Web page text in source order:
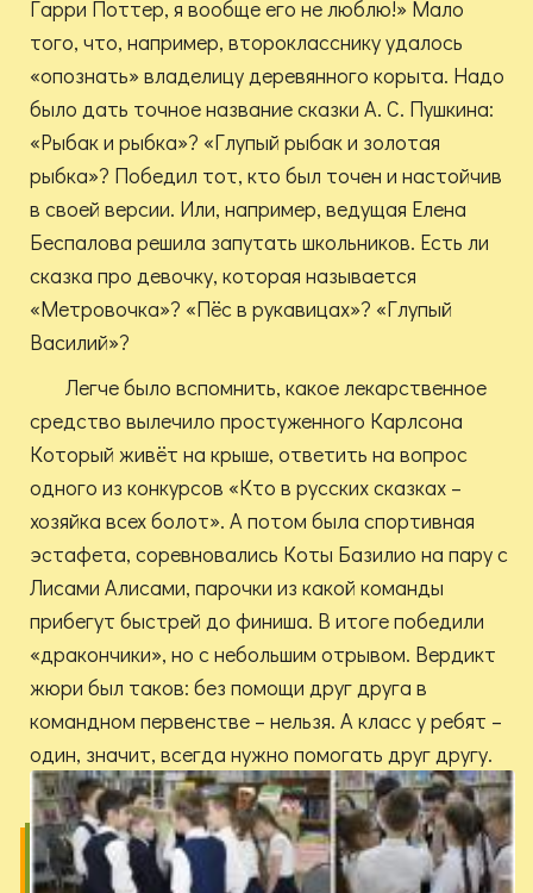
Гарри Поттер, я вообще его не люблю!» Мало
того, что, например, второкласснику удалось
«опознать» владелицу деревянного корыта. Надо
было дать точное название сказки А. С. Пушкина:
«Рыбак и рыбка»? «Глупый рыбак и золотая
рыбка»? Победил тот, кто был точен и настойчив
в своей версии. Или, например, ведущая Елена
Беспалова решила запутать школьников. Есть ли
сказка про девочку, которая называется
«Метровочка»? «Пёс в рукавицах»? «Глупый
Василий»?
Легче было вспомнить, какое лекарственное
средство вылечило простуженного Карлсона
Который живёт на крыше, ответить на вопрос
одного из конкурсов «Кто в русских сказках –
хозяйка всех болот». А потом была спортивная
эстафета, соревновались Коты Базилио на пару с
Лисами Алисами, парочки из какой команды
прибегут быстрей до финиша. В итоге победили
«дракончики», но с небольшим отрывом. Вердикт
жюри был таков: без помощи друг друга в
командном первенстве – нельзя. А класс у ребят –
один, значит, всегда нужно помогать друг другу.